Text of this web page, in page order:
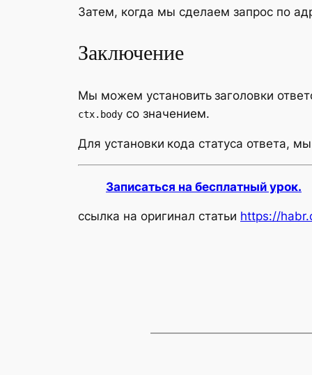
Затем, когда мы сделаем запрос по
Заключение
Мы можем установить заголовки
ctx.body со значением.
Для установки кода статуса ответа,
Записаться на бесплатный урок.
ссылка на оригинал статьи https://